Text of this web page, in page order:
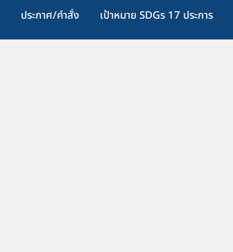
ประกาศ/คำสั่ง เป้าหมาย SDGs 17 ประการ